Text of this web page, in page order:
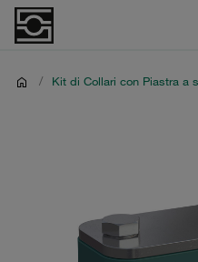
/ Kit di Collari con Piastra a